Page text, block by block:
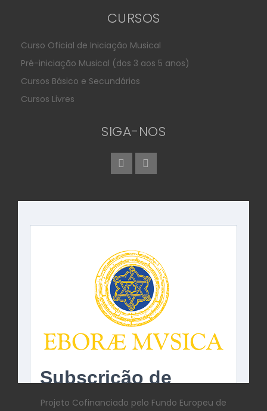
CURSOS
Curso Oficial de Iniciação Musical
Pré-iniciação Musical (dos 3 aos 5 anos)
Cursos Básico e Secundários
Cursos Livres
SIGA-NOS
Projeto Cofinanciado pelo Fundo Europeu de